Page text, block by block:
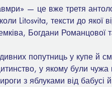
— це вже третя
Litosvita, тексти до якої
Богдани Романцової
попутниць у купе й
у якому були
з яблуками від бабусі